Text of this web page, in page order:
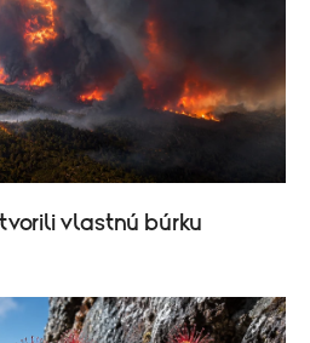
vlastnú búrku